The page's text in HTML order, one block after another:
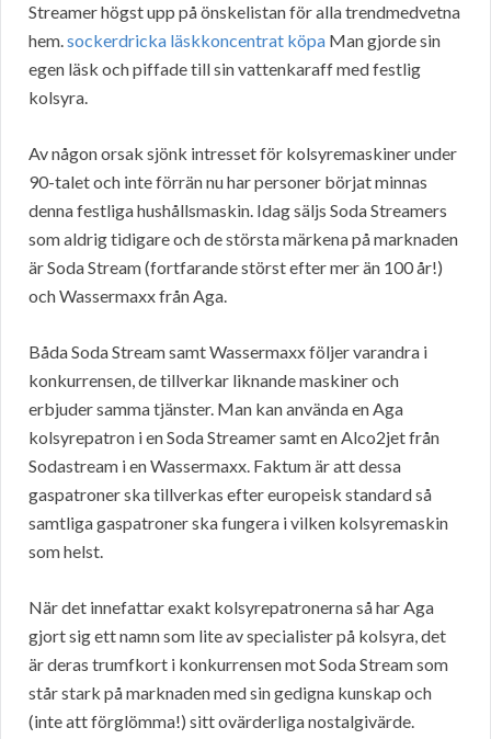
Streamer högst upp på önskelistan för alla trendmedvetna
hem.sockerdricka läskkoncentrat köpa Man gjorde sin
egen läsk och piffade till sin vattenkaraff med festlig
kolsyra.
Av någon orsak sjönk intresset för kolsyremaskiner under
90-talet och inte förrän nu har personer börjat minnas
denna festliga hushållsmaskin. Idag säljs Soda Streamers
som aldrig tidigare och de största märkena på marknaden
är Soda Stream (fortfarande störst efter mer än 100 år!)
och Wassermaxx från Aga.
Båda Soda Stream samt Wassermaxx följer varandra i
konkurrensen, de tillverkar liknande maskiner och
erbjuder samma tjänster. Man kan använda en Aga
kolsyrepatron i en Soda Streamer samt en Alco2jet från
Sodastream i en Wassermaxx. Faktum är att dessa
gaspatroner ska tillverkas efter europeisk standard så
samtliga gaspatroner ska fungera i vilken kolsyremaskin
som helst.
När det innefattar exakt kolsyrepatronerna så har Aga
gjort sig ett namn som lite av specialister på kolsyra, det
är deras trumfkort i konkurrensen mot Soda Stream som
står stark på marknaden med sin gedigna kunskap och
(inte att förglömma!) sitt ovärderliga nostalgivärde.